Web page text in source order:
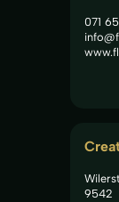
071
9542